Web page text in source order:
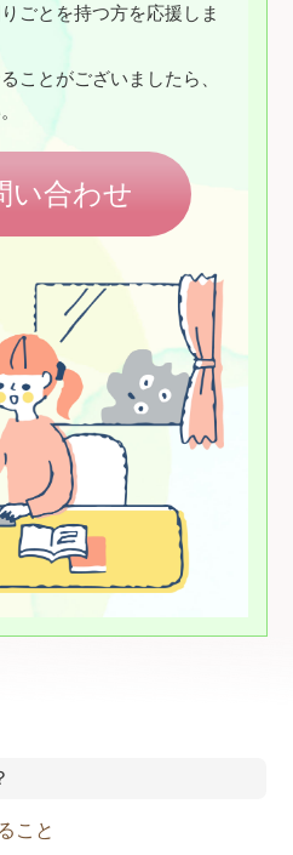
ごとを持つ方を応援しま
ことがございましたら、
い合わせ
こと